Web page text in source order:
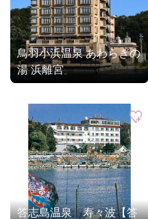
鳥羽小浜温泉 あわらぎの
湯 浜離宮
答志島温泉 寿々波【答